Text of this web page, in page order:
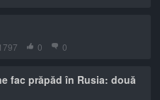
0 0
fac prăpăd în Rusia: două